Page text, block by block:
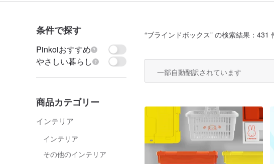
条件で探す
Pinkoiおすすめ
やさしい暮らし
商品カテゴリー
インテリア
インテリア
その他のインテリア
“ブラインドボックス” の検索結果：431
一部自動翻訳されています